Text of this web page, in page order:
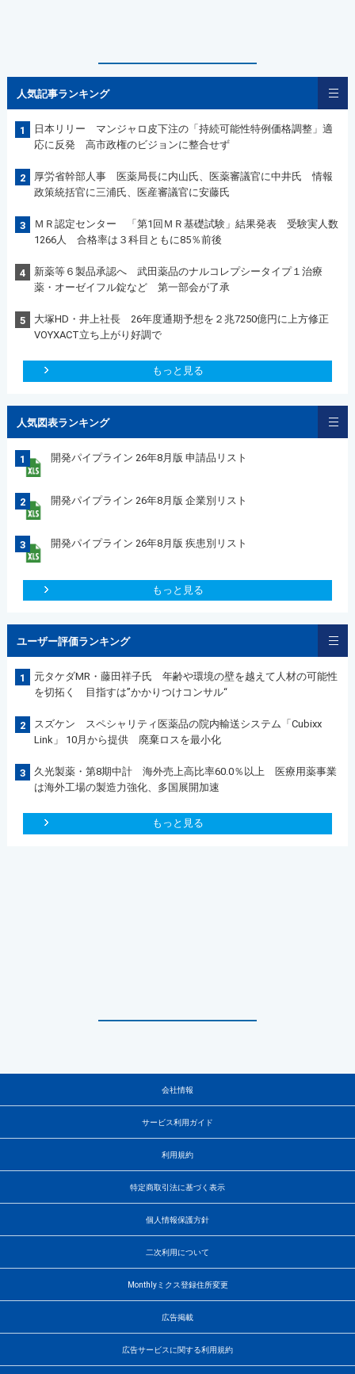
人気記事ランキング
1
日本リリー マンジャロ皮下注の「持続可能性特例価格調整」適
応に反発 高市政権のビジョンに整合せず
2
厚労省幹部人事 医薬局長に内山氏、医薬審議官に中井氏 情報
政策統括官に三浦氏、医産審議官に安藤氏
3
ＭＲ認定センター 「第1回ＭＲ基礎試験」結果発表 受験実人数
1266人 合格率は３科目ともに85％前後
4
新薬等６製品承認へ 武田薬品のナルコレプシータイプ１治療
薬・オーゼイフル錠など 第一部会が了承
5
大塚HD・井上社長 26年度通期予想を２兆7250億円に上方修正
VOYXACT立ち上がり好調で
もっと見る
人気図表ランキング
1 開発パイプライン 26年8月版 申請品リスト
2 開発パイプライン 26年8月版 企業別リスト
3 開発パイプライン 26年8月版 疾患別リスト
もっと見る
ユーザー評価ランキング
1
元タケダMR・藤田祥子氏 年齢や環境の壁を越えて人材の可能性
を切拓く 目指すは”かかりつけコンサル“
2
スズケン スペシャリティ医薬品の院内輸送システム「Cubixx
Link」 10月から提供 廃棄ロスを最小化
3
久光製薬・第8期中計 海外売上高比率60.0％以上 医療用薬事業
は海外工場の製造力強化、多国展開加速
もっと見る
会社情報
サービス利用ガイド
利用規約
特定商取引法に基づく表示
個人情報保護方針
二次利用について
Monthlyミクス登録住所変更
広告掲載
広告サービスに関する利用規約